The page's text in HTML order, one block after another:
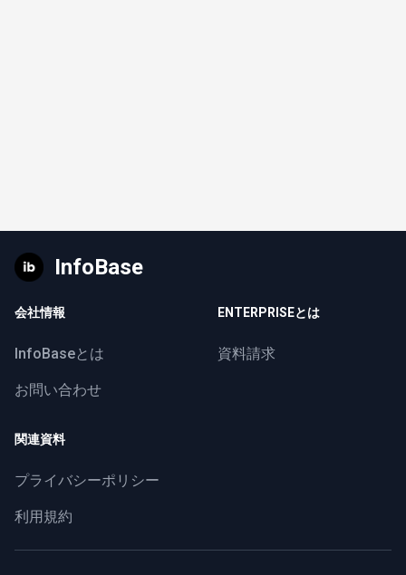
InfoBase
会社情報
InfoBaseとは
お問い合わせ
ENTERPRISEとは
資料請求
関連資料
プライバシーポリシー
利用規約